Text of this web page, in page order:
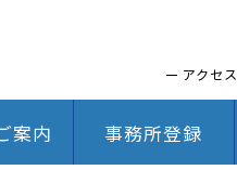
アクセス
案内 事務所登録